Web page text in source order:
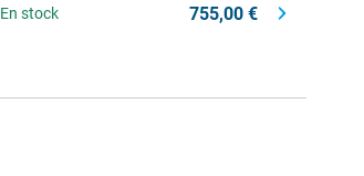
En stock 755,00 €